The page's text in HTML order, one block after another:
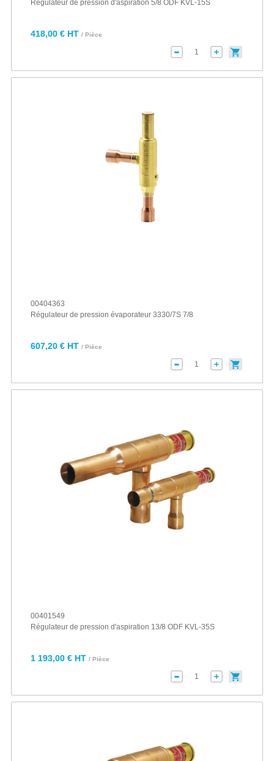
Régulateur de pression d'aspiration 5/8 ODF KVL-15S
418,00 € HT / Pièce
00404363
Régulateur de pression évaporateur 3330/7S 7/8
607,20 € HT / Pièce
00401549
Régulateur de pression d'aspiration 13/8 ODF KVL-35S
1 193,00 € HT / Pièce